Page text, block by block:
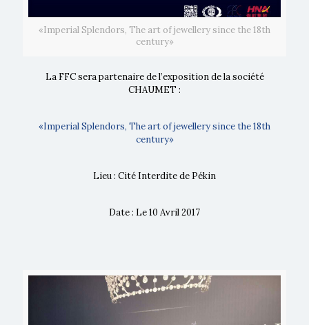
«Imperial Splendors, The art of jewellery since the 18th
century»
La FFC sera partenaire de l’exposition de la société
CHAUMET :
«Imperial Splendors, The art of jewellery since the 18th
century»
Lieu : Cité Interdite de Pékin
Date : Le 10 Avril 2017